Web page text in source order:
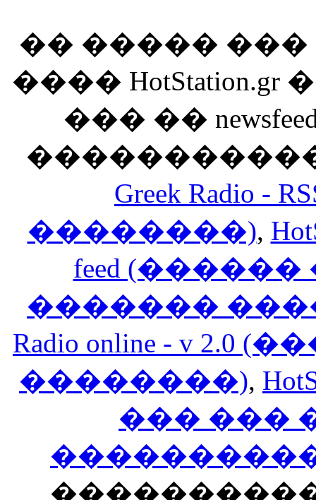
�� �����
����
��� ��
Greek Radio
��������),
feed
�������
Radio online - v
��������),
��� ���